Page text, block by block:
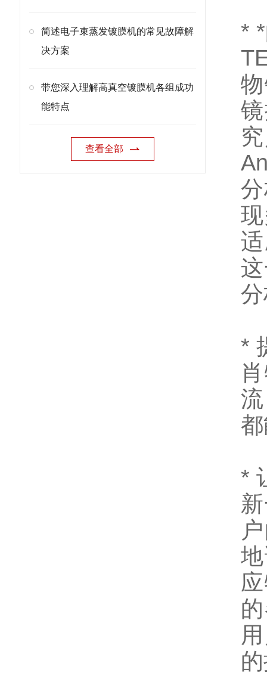
简述电子束蒸发镀膜机的常见故障解
决方案
带您深入理解高真空镀膜机各组成功
能特点
查看全部
*
*
*